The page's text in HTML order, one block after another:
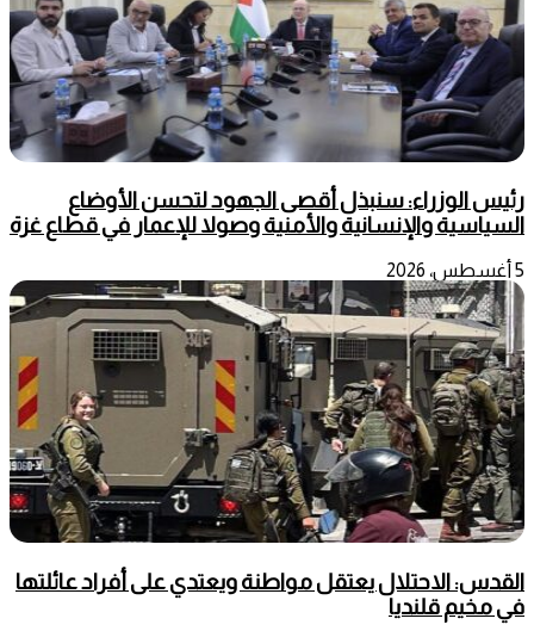
رئيس الوزراء: سنبذل أقصى الجهود لتحسن الأوضاع
السياسية والإنسانية والأمنية وصولا للإعمار في قطاع غزة
5 أغسطس، 2026
القدس: الاحتلال يعتقل مواطنة ويعتدي على أفراد عائلتها
في مخيم قلنديا